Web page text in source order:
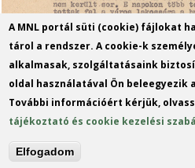
A MNL portál süti (cookie) fájlokat
tárol a rendszer. A cookie-k
alkalmasak, szolgáltatásaink
oldal használatával Ön beleegyezik
További információért kérjük,
tájékoztató és cookie kezelési
Elfogadom